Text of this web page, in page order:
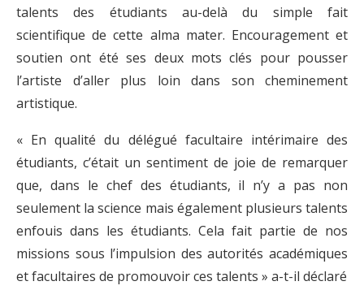
talents des étudiants au-delà du simple fait
scientifique de cette alma mater. Encouragement et
soutien ont été ses deux mots clés pour pousser
l’artiste d’aller plus loin dans son cheminement
artistique.
« En qualité du délégué facultaire intérimaire des
étudiants, c’était un sentiment de joie de remarquer
que, dans le chef des étudiants, il n’y a pas non
seulement la science mais également plusieurs talents
enfouis dans les étudiants. Cela fait partie de nos
missions sous l’impulsion des autorités académiques
et facultaires de promouvoir ces talents » a-t-il déclaré